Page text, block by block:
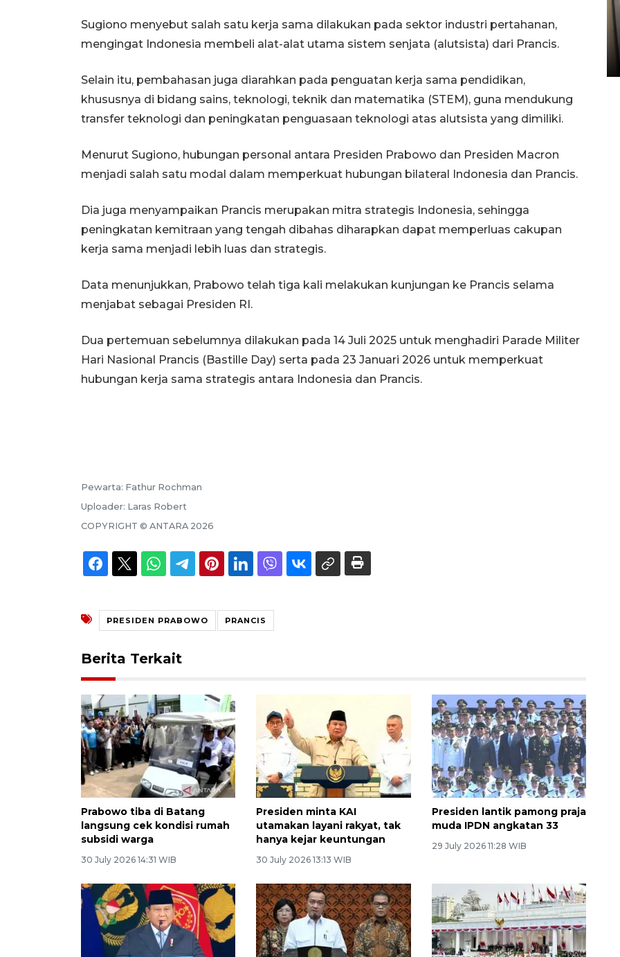
Sugiono menyebut salah satu kerja sama dilakukan pada sektor industri pertahanan,
mengingat Indonesia membeli alat-alat utama sistem senjata (alutsista) dari Prancis.
Selain itu, pembahasan juga diarahkan pada penguatan kerja sama pendidikan,
khususnya di bidang sains, teknologi, teknik dan matematika (STEM), guna mendukung
transfer teknologi dan peningkatan penguasaan teknologi atas alutsista yang dimiliki.
Menurut Sugiono, hubungan personal antara Presiden Prabowo dan Presiden Macron
menjadi salah satu modal dalam memperkuat hubungan bilateral Indonesia dan Prancis.
Dia juga menyampaikan Prancis merupakan mitra strategis Indonesia, sehingga
peningkatan kemitraan yang tengah dibahas diharapkan dapat memperluas cakupan
kerja sama menjadi lebih luas dan strategis.
Data menunjukkan, Prabowo telah tiga kali melakukan kunjungan ke Prancis selama
menjabat sebagai Presiden RI.
Dua pertemuan sebelumnya dilakukan pada 14 Juli 2025 untuk menghadiri Parade Militer
Hari Nasional Prancis (Bastille Day) serta pada 23 Januari 2026 untuk memperkuat
hubungan kerja sama strategis antara Indonesia dan Prancis.
Pewarta: Fathur Rochman
Uploader: Laras Robert
COPYRIGHT © ANTARA 2026
PRESIDEN PRABOWO PRANCIS
Berita Terkait
Prabowo tiba di Batang
langsung cek kondisi rumah
subsidi warga
30 July 2026 14:31 WIB
Presiden minta KAI
utamakan layani rakyat, tak
hanya kejar keuntungan
30 July 2026 13:13 WIB
Presiden lantik pamong praja
muda IPDN angkatan 33
29 July 2026 11:28 WIB
Kopdes Merah Putih di
Sumbar